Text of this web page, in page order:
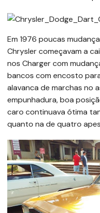
Em 1976 poucas
Chrysler começavam a
nos Charger com
bancos com encosto
alavanca de marchas no
empunhadura, boa
caro continuava ótima
quanto na de quatro